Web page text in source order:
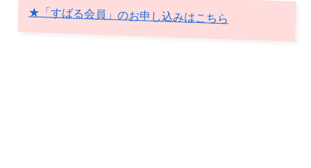
★「すばる会員」のお申し込みはこちら